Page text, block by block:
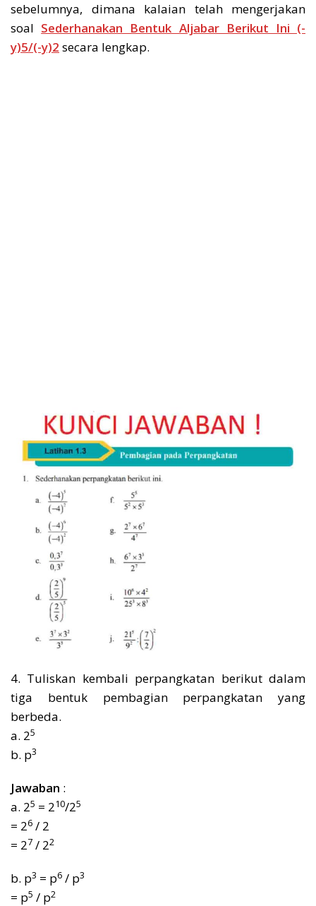
sebelumnya, dimana kalaian telah mengerjakan
soal Sederhanakan Bentuk Aljabar Berikut Ini (-
y)5/(-y)2 secara lengkap.
4. Tuliskan kembali perpangkatan berikut dalam
tiga bentuk pembagian perpangkatan yang
berbeda.
a. 25
b. p3
Jawaban :
a. 25 = 210/25
= 26 / 2
= 27 / 22
b. p3 = p6 / p3
= p5 / p2